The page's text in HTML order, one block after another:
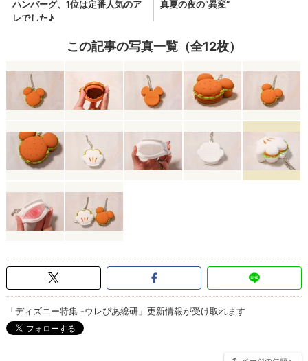
この記事の写真一覧（全12枚）
「ディズニー特集 -ウレぴあ総研」更新情報が受け取れます